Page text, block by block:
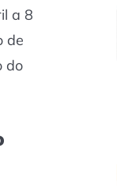
a 8
de
do